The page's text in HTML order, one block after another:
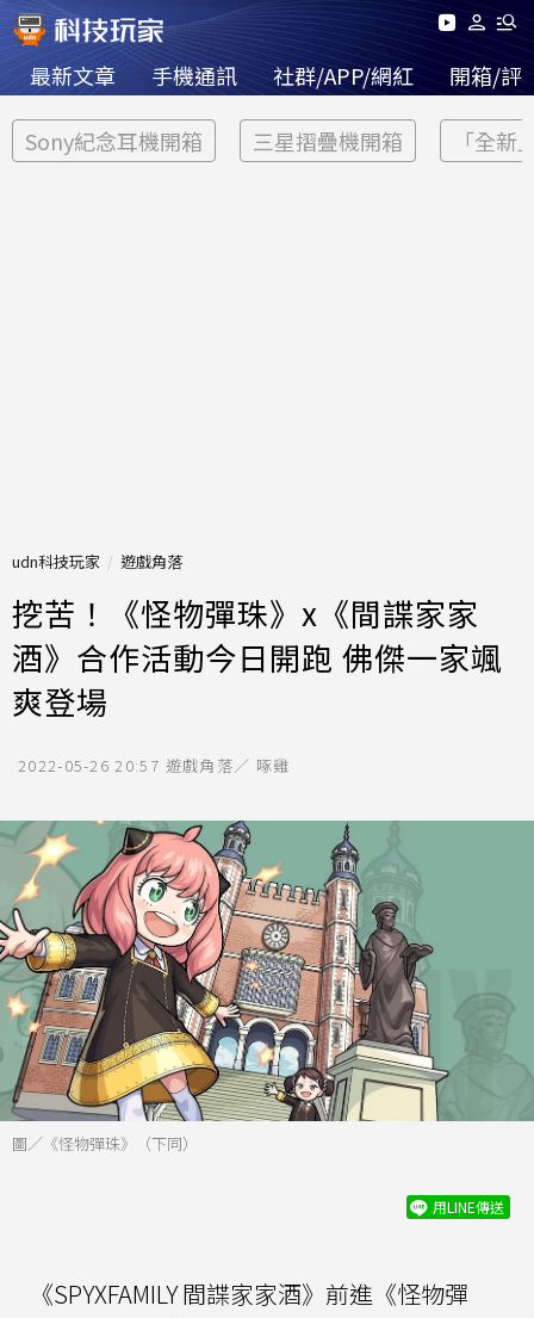
最新文章 手機通訊 社群/APP/網紅 開箱/評
Sony紀念耳機開箱 三星摺疊機開箱 「全新
udn科技玩家 遊戲角落
挖苦！《怪物彈珠》x《間諜家家
酒》合作活動今日開跑 佛傑一家颯
爽登場
2022-05-26 20:57 遊戲角落／ 啄雞
圖／《怪物彈珠》（下同）
用LINE傳送
《SPYXFAMILY 間諜家家酒》前進《怪物彈